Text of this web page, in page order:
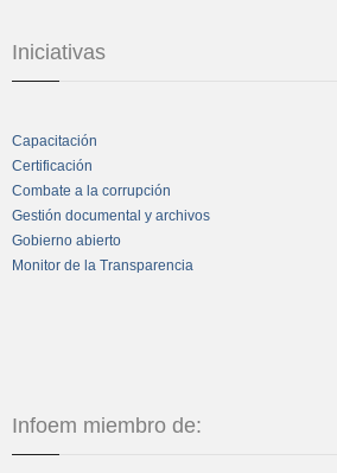
Iniciativas
Capacitación
Certificación
Combate a la corrupción
Gestión documental y archivos
Gobierno abierto
Monitor de la Transparencia
Infoem miembro de: